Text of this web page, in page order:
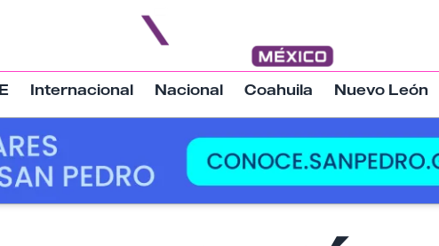
Internacional Nacional Coahuila Nuevo León